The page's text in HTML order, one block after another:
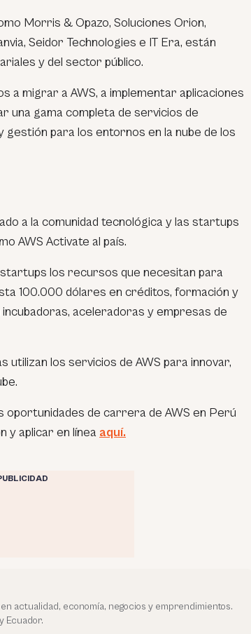
Morris & Opazo, Soluciones Orion,
Seidor Technologies e IT Era, están
y del sector público.
a migrar a AWS, a implementar aplicaciones
una gama completa de servicios de
gestión para los entornos en la nube de los
a la comunidad tecnológica y las startups
AWS Activate al país.
los recursos que necesitan para
100.000 dólares en créditos, formación y
aceleradoras y empresas de
utilizan los servicios de AWS para innovar,
oportunidades de carrera de AWS en Perú
y aplicar en línea aquí.
actualidad, economía, negocios y emprendimientos.
Ecuador.